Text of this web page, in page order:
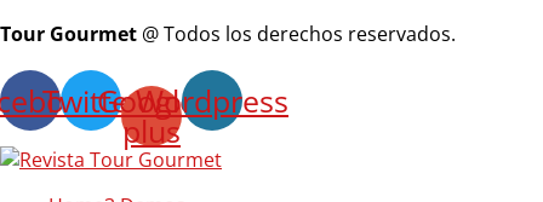
Tour Gourmet @ Todos los derechos reservados.
TwitterGoogle-
plus
Wordpress